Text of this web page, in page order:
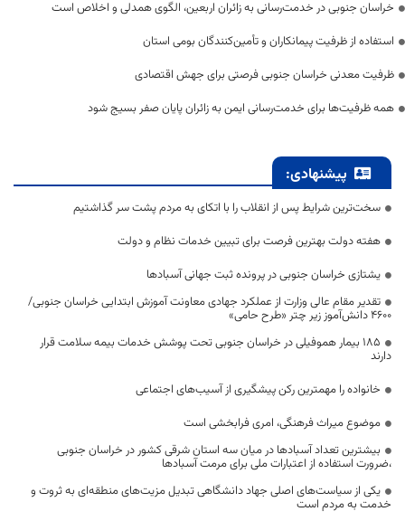
خراسان جنوبی در خدمت‌رسانی به زائران اربعین، الگوی همدلی و اخلاص است
استفاده از ظرفیت پیمانکاران و تأمین‌کنندگان بومی استان
ظرفیت معدنی خراسان جنوبی فرصتی برای جهش اقتصادی
همه ظرفیت‌ها برای خدمت‌رسانی ایمن به زائران پایان صفر بسیج شود
پیشنهادی:
سخت‌ترین شرایط پس از انقلاب را با اتکای به مردم پشت سر گذاشتیم
هفته دولت بهترین فرصت برای تبیین خدمات نظام و دولت
یشتازی خراسان جنوبی در پرونده ثبت جهانی آسبادها
تقدیر مقام عالی وزارت از عملکرد جهادی معاونت آموزش ابتدایی خراسان جنوبی/
۴۶۰۰ دانش‌آموز زیر چتر «طرح حامی»
۱۸۵ بیمار هموفیلی در خراسان جنوبی تحت پوشش خدمات بیمه سلامت قرار
دارند
خانواده را مهمترین رکن پیشگیری از آسیب‌های اجتماعی
موضوع میراث فرهنگی، امری فرابخشی است
بیشترین تعداد آسبادها در میان سه استان شرقی کشور در خراسان جنوبی
،ضرورت استفاده از اعتبارات ملی برای مرمت آسبادها
یکی از سیاست‌های اصلی جهاد دانشگاهی تبدیل مزیت‌های منطقه‌ای به ثروت و
خدمت به مردم است